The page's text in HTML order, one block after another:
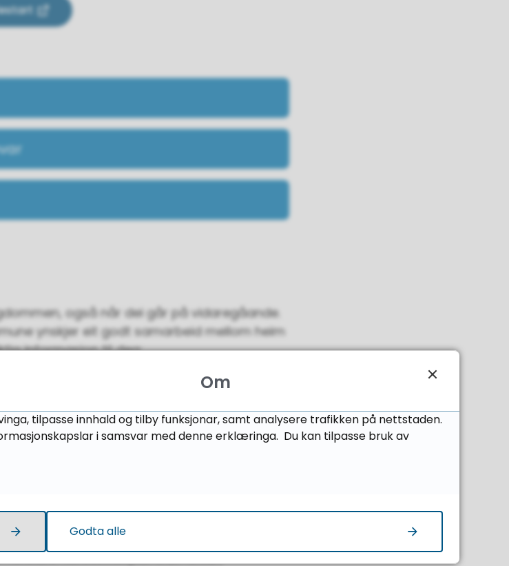
også når dei går på vidaregåande.
ynskjer eit godt samarbeid mellom heim
informasjon til deg:
i vidaregåande
foreldre-føresette1.pdf(PDF, 3 MB)
Om
tilpasse innhald og tilby funksjonar, samt analysere trafikken på nettstaden.
i samsvar med denne erklæringa. Du kan tilpasse bruk av
Godta alle